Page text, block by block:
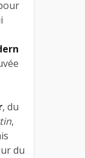
, du
,
du